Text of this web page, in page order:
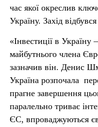
час якої окреслив
Україну. Захід
«Інвестиції в Україну
майбутнього члена
зазначив він. Денис
Україна розпочала
прагне завершення
паралельно триває
ЄС, впроваджуються